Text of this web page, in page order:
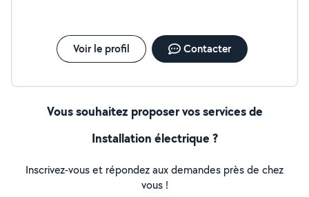
Voir le profil Contacter
Vous souhaitez proposer vos services de
Installation électrique ?
Inscrivez-vous et répondez aux demandes près de chez
vous !